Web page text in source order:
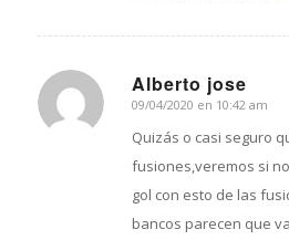
Alberto jose
Dice:
09/04/2020 en 10:42 am
Quizás o casi seguro
fusiones,veremos si
gol con esto de las
bancos parecen que